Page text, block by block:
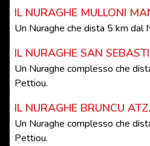
IL NURAGHE MULLONI
Un Nuraghe che dista 5 km dal
IL NURAGHE SAN
Un Nuraghe complesso che
Pettiou.
IL NURAGHE BRUNCU
Un Nuraghe complesso che
Pettiou.